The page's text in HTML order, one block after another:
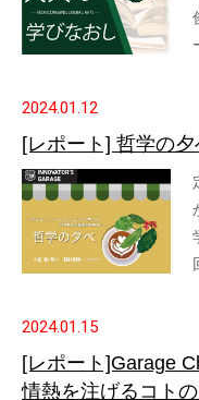
2024.01.12
[レポート] 哲学の
2024.01.15
[レポート]Garage
情熱を注げるコト